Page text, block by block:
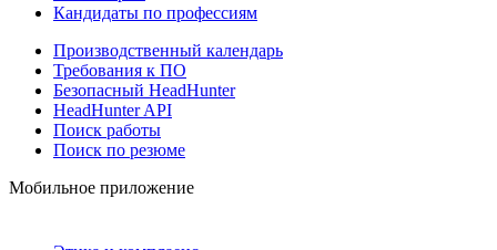
Кандидаты по профессиям
Производственный календарь
Требования к ПО
Безопасный HeadHunter
HeadHunter API
Поиск работы
Поиск по резюме
Мобильное приложение